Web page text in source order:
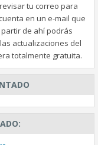
tu correo para
en un e-mail que
de ahí podrás
actualizaciones del
totalmente gratuita.